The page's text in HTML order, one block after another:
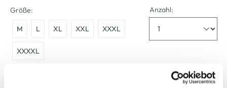
Größe:
M L XL XXL XXXL
XXXXL
Anzahl: